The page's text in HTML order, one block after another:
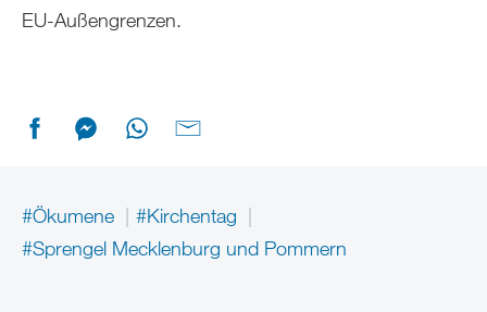
EU-Außengrenzen.
#Ökumene
#Kirchentag
#Sprengel Mecklenburg und Pommern